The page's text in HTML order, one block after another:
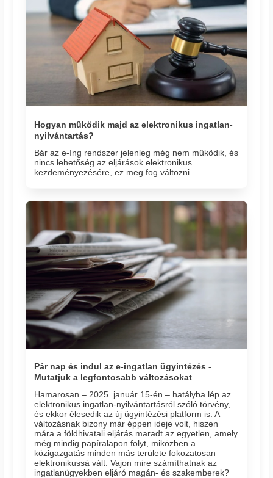
Hogyan működik majd az elektronikus ingatlan-
nyilvántartás?
Bár az e-Ing rendszer jelenleg még nem működik, és
nincs lehetőség az eljárások elektronikus
kezdeményezésére, ez meg fog változni.
Pár nap és indul az e-ingatlan ügyintézés -
Mutatjuk a legfontosabb változásokat
Hamarosan – 2025. január 15-én – hatályba lép az
elektronikus ingatlan-nyilvántartásról szóló törvény,
és ekkor élesedik az új ügyintézési platform is. A
változásnak bizony már éppen ideje volt, hiszen
mára a földhivatali eljárás maradt az egyetlen, amely
még mindig papíralapon folyt, miközben a
közigazgatás minden más területe fokozatosan
elektronikussá vált. Vajon mire számíthatnak az
ingatlanügyekben eljáró magán- és szakemberek?